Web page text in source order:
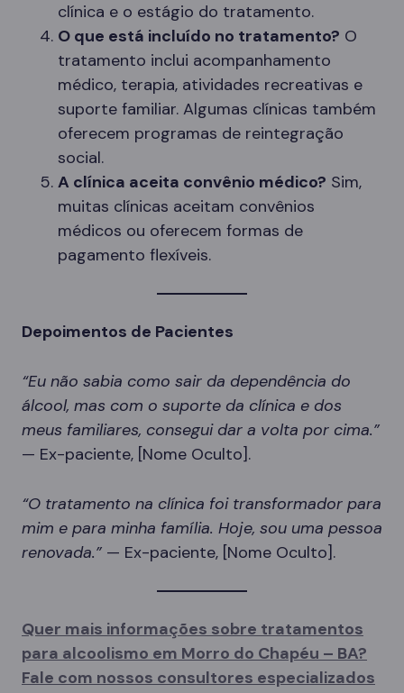
clínica e o estágio do tratamento.
O que está incluído no tratamento? O
tratamento inclui acompanhamento
médico, terapia, atividades recreativas e
suporte familiar. Algumas clínicas também
oferecem programas de reintegração
social.
A clínica aceita convênio médico? Sim,
muitas clínicas aceitam convênios
médicos ou oferecem formas de
pagamento flexíveis.
Depoimentos de Pacientes
“Eu não sabia como sair da dependência do
álcool, mas com o suporte da clínica e dos
meus familiares, consegui dar a volta por cima.”
— Ex-paciente, [Nome Oculto].
“O tratamento na clínica foi transformador para
mim e para minha família. Hoje, sou uma pessoa
renovada.” — Ex-paciente, [Nome Oculto].
Quer mais informações sobre tratamentos
para alcoolismo em Morro do Chapéu – BA?
Fale com nossos consultores especializados